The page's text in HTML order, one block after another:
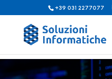
+39 031 2277077